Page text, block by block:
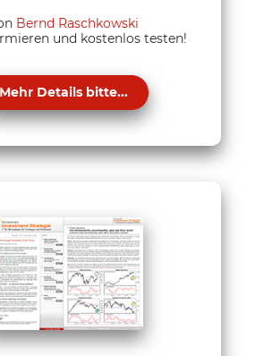
Bernd Raschkowski
und kostenlos testen!
Mehr Details bitte...